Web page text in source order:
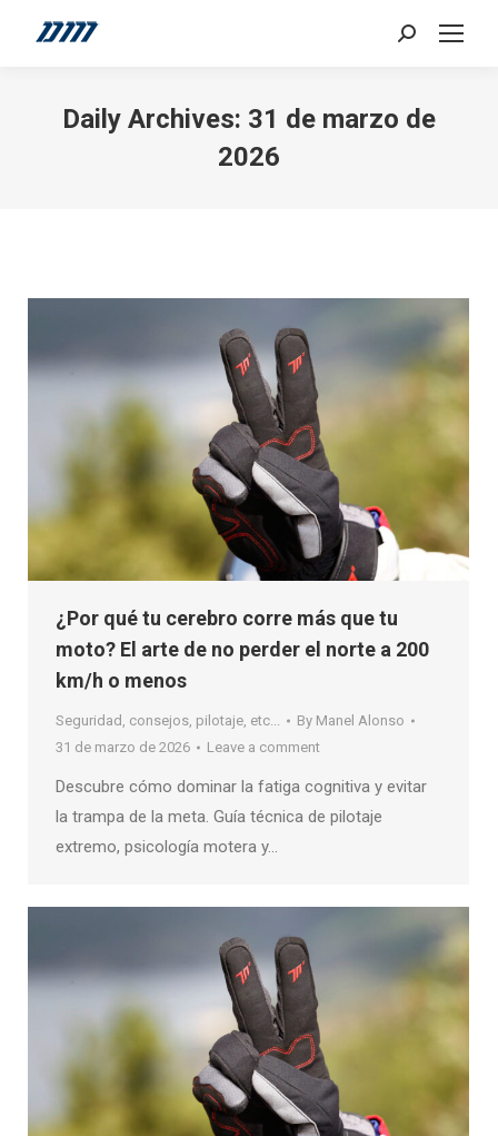
Search:
Daily Archives: 31 de marzo de
2026
¿Por qué tu cerebro corre más que tu
moto? El arte de no perder el norte a 200
km/h o menos
Seguridad, consejos, pilotaje, etc... By Manel Alonso
31 de marzo de 2026
Leave a comment
Descubre cómo dominar la fatiga cognitiva y evitar
la trampa de la meta. Guía técnica de pilotaje
extremo, psicología motera y…